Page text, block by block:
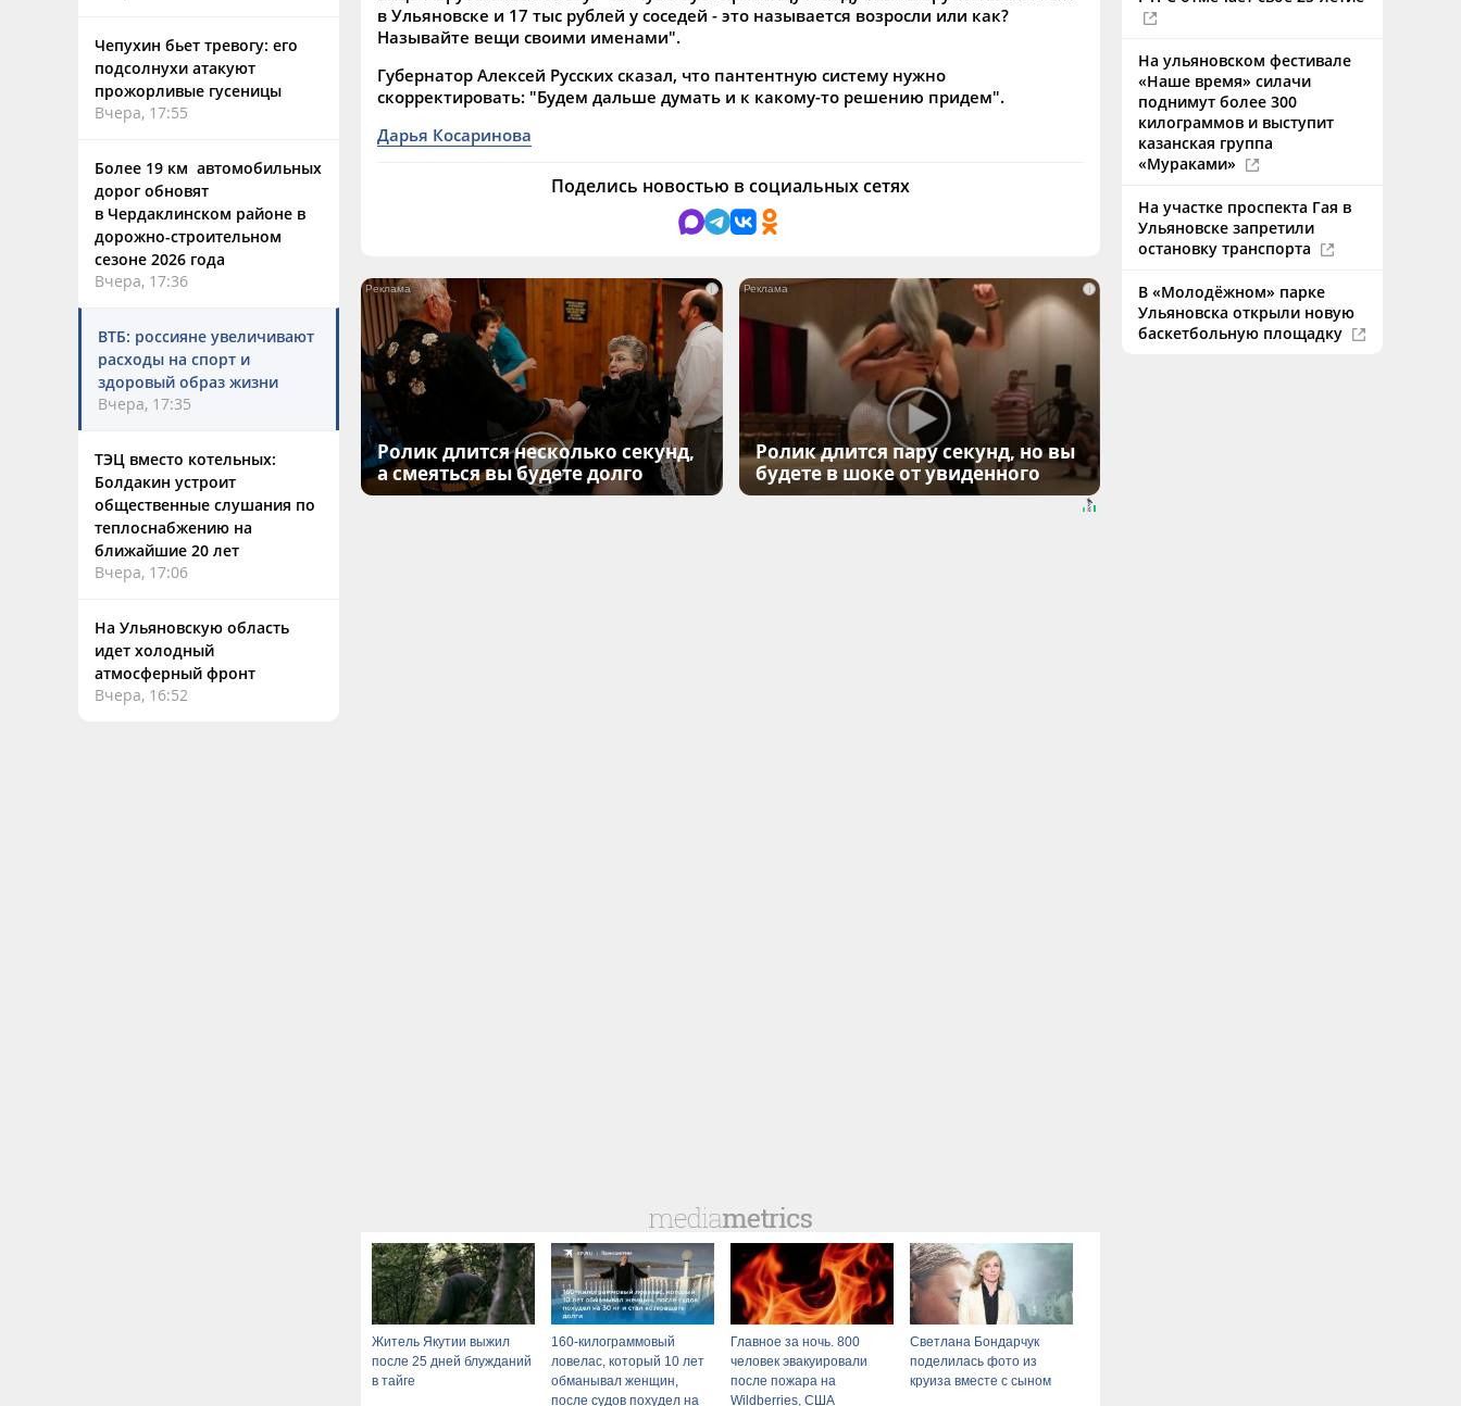
Чепухин бьет тревогу: его
подсолнухи атакуют
прожорливые гусеницы
Вчера, 17:55
Более 19 км автомобильных
дорог обновят
в Чердаклинском районе в
дорожно-строительном
сезоне 2026 года
Вчера, 17:36
ВТБ: россияне увеличивают
расходы на спорт и
здоровый образ жизни
Вчера, 17:35
ТЭЦ вместо котельных:
Болдакин устроит
общественные слушания по
теплоснабжению на
ближайшие 20 лет
Вчера, 17:06
На Ульяновскую область
идет холодный
атмосферный фронт
Вчера, 16:52
в Ульяновске и 17 тыс рублей у соседей - это называется возросли или как?
Называйте вещи своими именами".
Губернатор Алексей Русских сказал, что пантентную систему нужно
скорректировать: "Будем дальше думать и к какому-то решению придем".
Дарья Косаринова
Поделись новостью в социальных сетях
i
Ролик длится несколько секунд,
а смеяться вы будете долго
i
Ролик длится пару секунд, но вы
будете в шоке от увиденного
Житель Якутии выжил
после 25 дней блужданий
в тайге
160-килограммовый
ловелас, который 10 лет
обманывал женщин,
после судов похудел на
Главное за ночь. 800
человек эвакуировали
после пожара на
Wildberries, США
Светлана Бондарчук
поделилась фото из
круиза вместе с сыном
На ульяновском фестивале
«Наше время» силачи
поднимут более 300
килограммов и выступит
казанская группа
«Мураками»
На участке проспекта Гая в
Ульяновске запретили
остановку транспорта
В «Молодёжном» парке
Ульяновска открыли новую
баскетбольную площадку